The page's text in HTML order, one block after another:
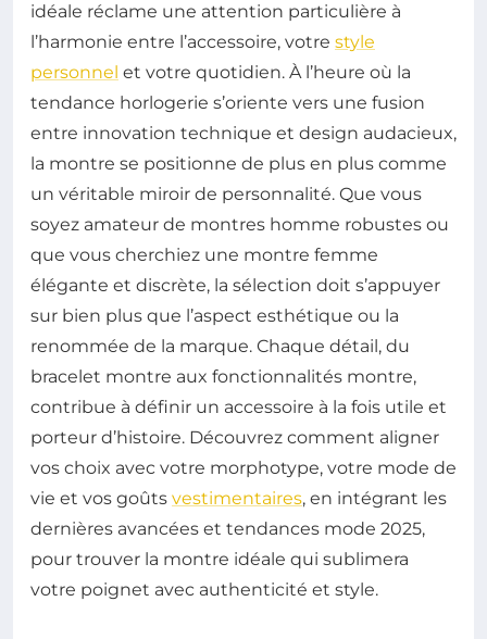
idéale réclame une attention particulière à
l’harmonie entre l’accessoire, votre style
personnel et votre quotidien. À l’heure où la
tendance horlogerie s’oriente vers une fusion
entre innovation technique et design audacieux,
la montre se positionne de plus en plus comme
un véritable miroir de personnalité. Que vous
soyez amateur de montres homme robustes ou
que vous cherchiez une montre femme
élégante et discrète, la sélection doit s’appuyer
sur bien plus que l’aspect esthétique ou la
renommée de la marque. Chaque détail, du
bracelet montre aux fonctionnalités montre,
contribue à définir un accessoire à la fois utile et
porteur d’histoire. Découvrez comment aligner
vos choix avec votre morphotype, votre mode de
vie et vos goûts vestimentaires, en intégrant les
dernières avancées et tendances mode 2025,
pour trouver la montre idéale qui sublimera
votre poignet avec authenticité et style.